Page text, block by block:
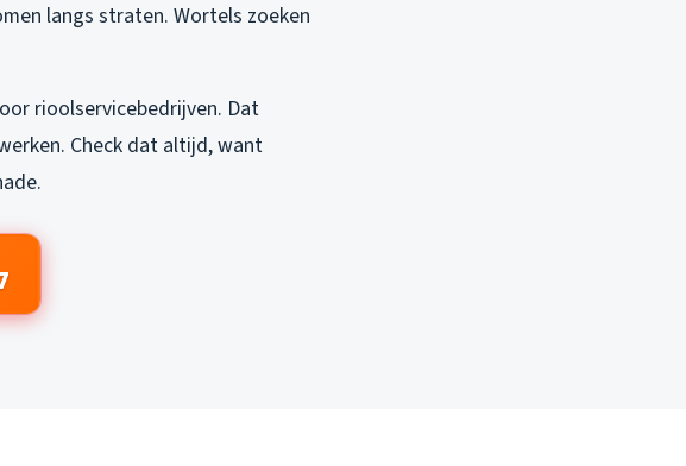
langs straten. Wortels zoeken
rioolservicebedrijven. Dat
Check dat altijd, want